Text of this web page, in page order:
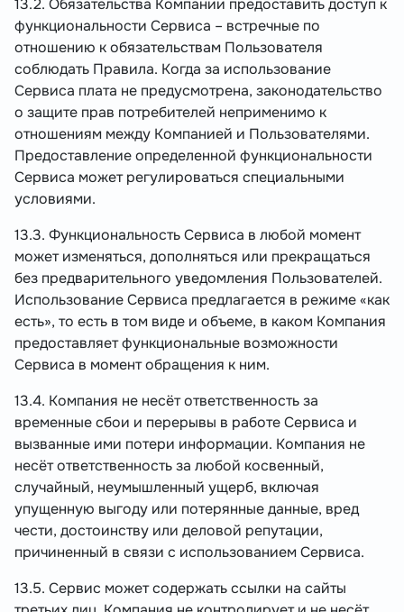
функциональности Сервиса – встречные по
отношению к обязательствам Пользователя
соблюдать Правила. Когда за использование
Сервиса плата не предусмотрена, законодательство
о защите прав потребителей неприменимо к
отношениям между Компанией и Пользователями.
Предоставление определенной функциональности
Сервиса может регулироваться специальными
условиями.
13.3. Функциональность Сервиса в любой момент
может изменяться, дополняться или прекращаться
без предварительного уведомления Пользователей.
Использование Сервиса предлагается в режиме «как
есть», то есть в том виде и объеме, в каком Компания
предоставляет функциональные возможности
Сервиса в момент обращения к ним.
13.4. Компания не несёт ответственность за
временные сбои и перерывы в работе Сервиса и
вызванные ими потери информации. Компания не
несёт ответственность за любой косвенный,
случайный, неумышленный ущерб, включая
упущенную выгоду или потерянные данные, вред
чести, достоинству или деловой репутации,
причиненный в связи с использованием Сервиса.
13.5. Сервис может содержать ссылки на сайты